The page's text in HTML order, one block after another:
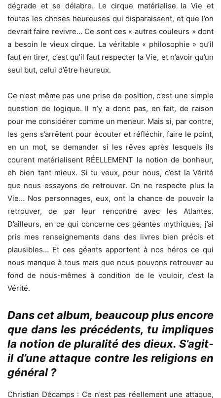
dégrade et se délabre. Le cirque matérialise la Vie et
toutes les choses heureuses qui disparaissent, et que l’on
devrait faire revivre… Ce sont ces « autres couleurs » dont
a besoin le vieux cirque. La véritable « philosophie » qu’il
faut en tirer, c’est qu’il faut respecter la Vie, et n’avoir qu’un
seul but, celui d’être heureux.
Ce n’est même pas une prise de position, c’est une simple
question de logique. Il n’y a donc pas, en fait, de raison
pour me considérer comme un meneur. Mais si, par contre,
les gens s’arrêtent pour écouter et réfléchir, faire le point,
en un mot, se demander si les rêves après lesquels ils
courent matérialisent RÉELLEMENT la notion de bonheur,
eh bien tant mieux. Si tu veux, pour nous, c’est la Vérité
que nous essayons de retrouver. On ne respecte plus la
Vie… Nos personnages, eux, ont la chance de pouvoir la
retrouver, de par leur rencontre avec les Atlantes.
D’ailleurs, en ce qui concerne ces géantes mythiques, j’ai
pris mes renseignements dans des livres bien précis et
plausibles… Et ces géants apportent à nos héros ce qui
nous manque à tous mais que nous pouvons retrouver au
fond de nous-mêmes à condition de le vouloir, c’est la
Vérité.
Dans cet album, beaucoup plus encore
que dans les précédents, tu impliques
la notion de pluralité des dieux. S’agit-
il d’une attaque contre les religions en
général ?
Christian Décamps : Ce n’est pas réellement une attaque,